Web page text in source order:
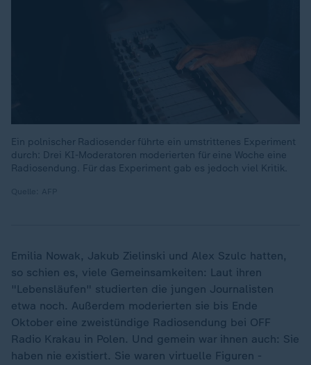
Ein polnischer Radiosender führte ein umstrittenes Experiment
durch: Drei KI-Moderatoren moderierten für eine Woche eine
Radiosendung. Für das Experiment gab es jedoch viel Kritik.
Emilia Nowak, Jakub Zielinski und Alex Szulc hatten,
so schien es, viele Gemeinsamkeiten: Laut ihren
"Lebensläufen" studierten die jungen Journalisten
etwa noch. Außerdem moderierten sie bis Ende
Oktober eine zweistündige Radiosendung bei OFF
Radio Krakau in Polen. Und gemein war ihnen auch: Sie
haben nie existiert. Sie waren virtuelle Figuren -